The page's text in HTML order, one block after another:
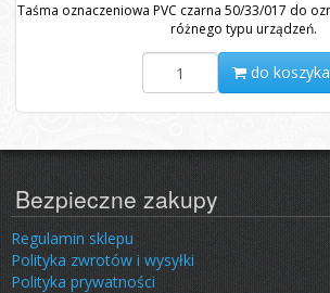
Taśma oznaczeniowa PVC czarna 50/33/017 do
różnego typu urządzeń.
do koszyka
Bezpieczne zakupy
Regulamin sklepu
Polityka zwrotów i wysyłki
Polityka prywatności